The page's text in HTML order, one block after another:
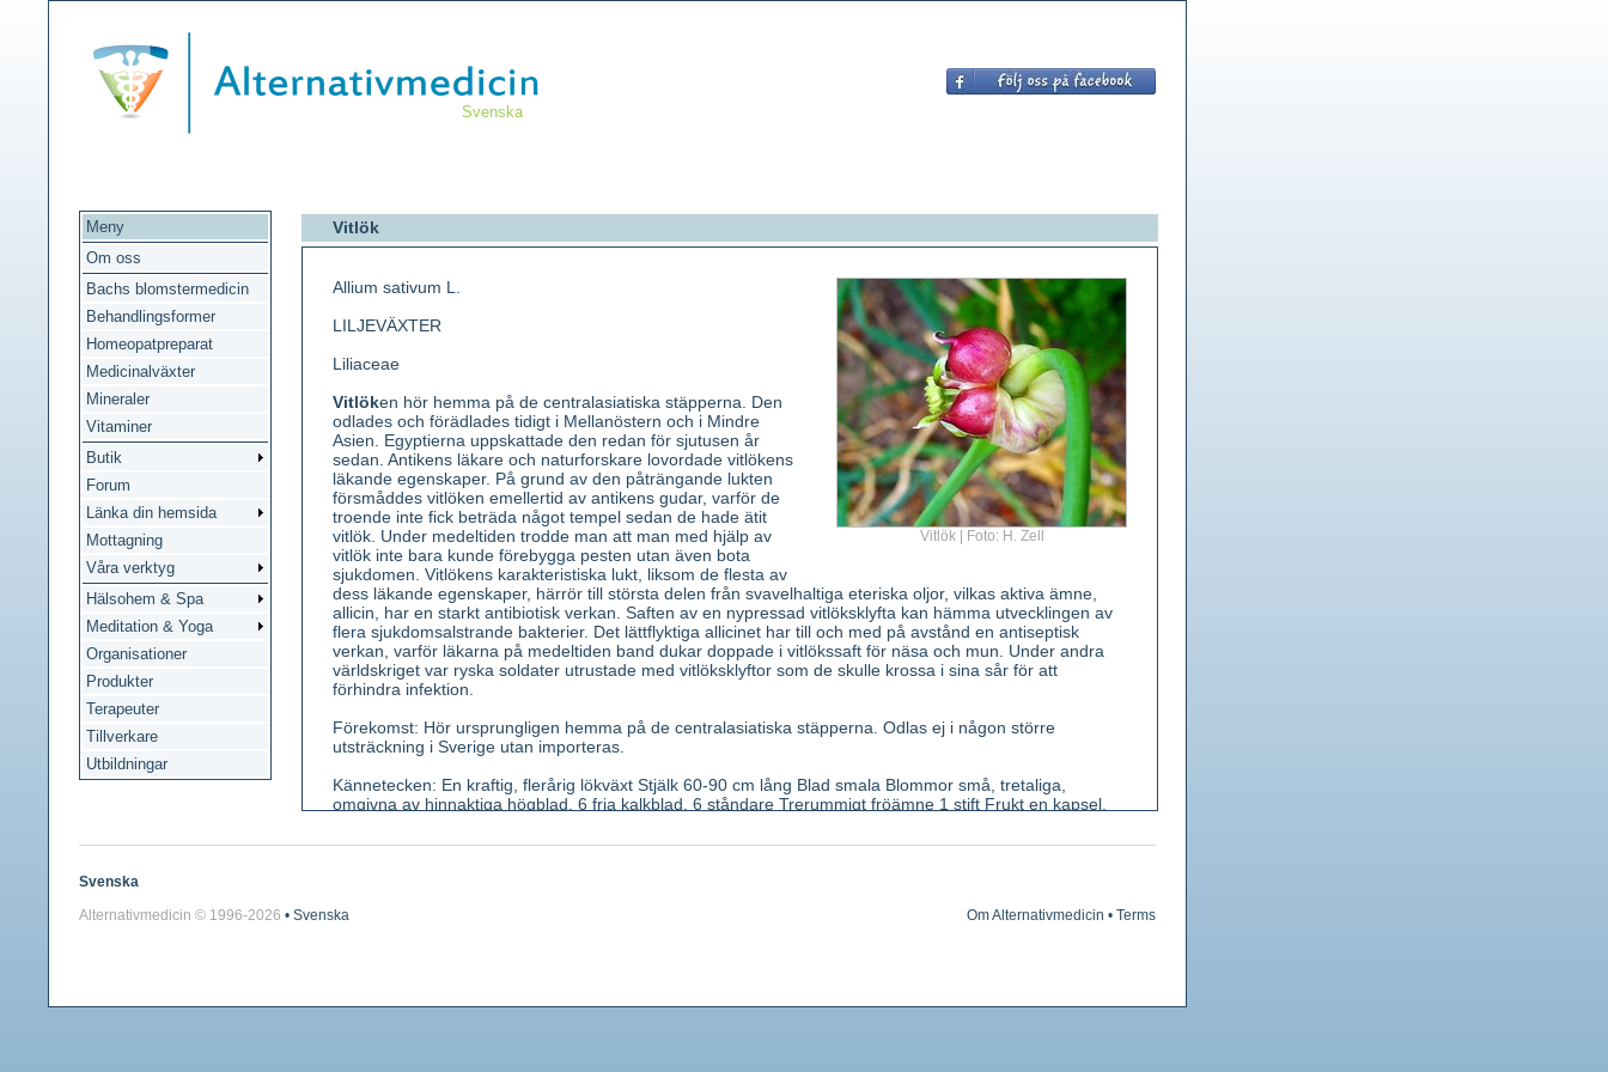
Svenska
Meny
Om oss
Bachs blomstermedicin
Behandlingsformer
Homeopatpreparat
Medicinalväxter
Mineraler
Vitaminer
Butik
Forum
Länka din hemsida
Mottagning
Våra verktyg
Hälsohem & Spa
Meditation & Yoga
Organisationer
Produkter
Terapeuter
Tillverkare
Utbildningar
Vitlök
Vitlök | Foto: H. Zell
Allium sativum L.
LILJEVÄXTER
Liliaceae
Vitlöken hör hemma på de centralasiatiska stäpperna. Den
odlades och förädlades tidigt i Mellanöstern och i Mindre
Asien. Egyptierna uppskattade den redan för sjutusen år
sedan. Antikens läkare och naturforskare lovordade vitlökens
läkande egenskaper. På grund av den påträngande lukten
försmåddes vitlöken emellertid av antikens gudar, varför de
troende inte fick beträda något tempel sedan de hade ätit
vitlök. Under medeltiden trodde man att man med hjälp av
vitlök inte bara kunde förebygga pesten utan även bota
sjukdomen. Vitlökens karakteristiska lukt, liksom de flesta av
dess läkande egenskaper, härrör till största delen från svavelhaltiga eteriska oljor, vilkas aktiva ämne,
allicin, har en starkt antibiotisk verkan. Saften av en nypressad vitlöksklyfta kan hämma utvecklingen av
flera sjukdomsalstrande bakterier. Det lättflyktiga allicinet har till och med på avstånd en antiseptisk
verkan, varför läkarna på medeltiden band dukar doppade i vitlökssaft för näsa och mun. Under andra
världskriget var ryska soldater utrustade med vitlöksklyftor som de skulle krossa i sina sår för att
förhindra infektion.
Förekomst: Hör ursprungligen hemma på de centralasiatiska stäpperna. Odlas ej i någon större
utsträckning i Sverige utan importeras.
Kännetecken: En kraftig, flerårig lökväxt Stjälk 60-90 cm lång Blad smala Blommor små, tretaliga,
omgivna av hinnaktiga högblad. 6 fria kalkblad. 6 ståndare Trerummigt fröämne 1 stift Frukt en kapsel.
bilökar. Smak mycket skarp.
Innehållsämnen: Den svavelhaltiga aminosyran alliin, som är luktlös och inaktiv, spjälkas av enzymet
Svenska
Alternativmedicin © 1996-2026 • Svenska Om Alternativmedicin • Terms